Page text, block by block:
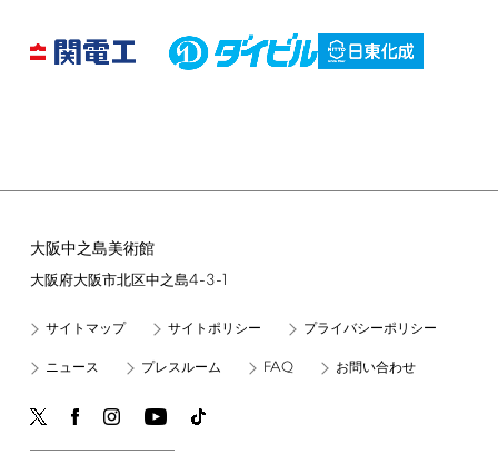
大阪中之島美術館
大阪府大阪市北区中之島4-3-1
サイトマップ サイトポリシー プライバシーポリシー
ニュース プレスルーム FAQ お問い合わせ